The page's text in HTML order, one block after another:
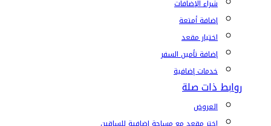
شراء الإضافات
إضافة أمتعة
اختيار مقعد
إضافة تأمين السفر
خدمات إضافية
روابط ذات صلة
العروض